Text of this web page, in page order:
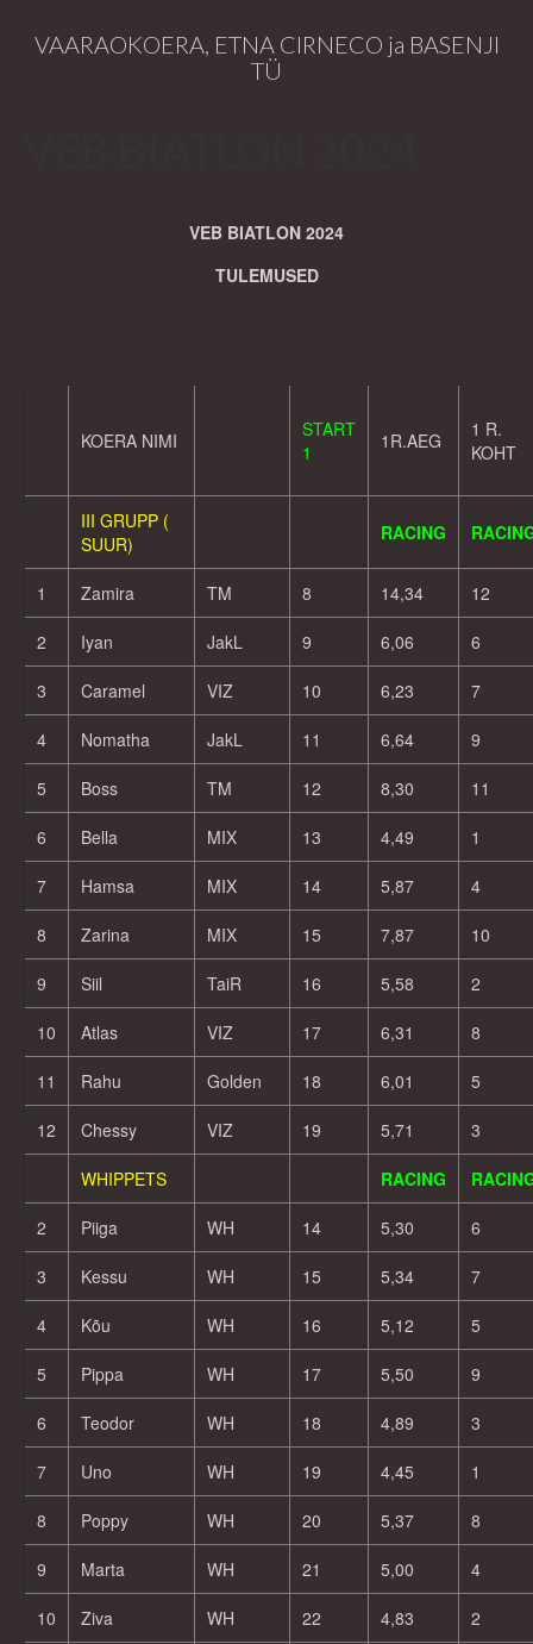
VAARAOKOERA, ETNA CIRNECO ja BASENJI
TÜ
VEB BIATLON 2024
TULEMUSED
KOERA NIMI
START
1
1R.AEG
1 R.
KOHT
III GRUPP (
SUUR)
RACING
1 Zamira TM 8 14,34 12
2 Iyan JakL 9 6,06 6
3 Caramel VIZ 10 6,23 7
4 Nomatha JakL 11 6,64 9
5 Boss TM 12 8,30 11
6 Bella MIX 13 4,49 1
7 Hamsa MIX 14 5,87 4
8 Zarina MIX 15 7,87 10
9 Siil TaiR 16 5,58 2
10 Atlas VIZ 17 6,31 8
11 Rahu Golden 18 6,01 5
12 Chessy VIZ 19 5,71 3
WHIPPETS RACING
2 Piiga WH 14 5,30 6
3 Kessu WH 15 5,34 7
4 Kõu WH 16 5,12 5
5 Pippa WH 17 5,50 9
6 Teodor WH 18 4,89 3
7 Uno WH 19 4,45 1
8 Poppy WH 20 5,37 8
9 Marta WH 21 5,00 4
10 Ziva WH 22 4,83 2